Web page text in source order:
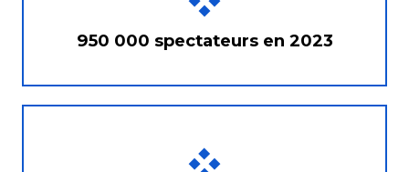
950 000 spectateurs en 2023